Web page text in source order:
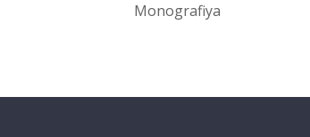
Monografiya